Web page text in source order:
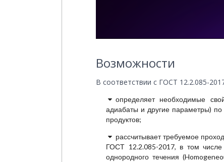
Возможности
В соответствии с ГОСТ 12.2.085-
определяет необходимые
адиабаты и другие параметры) по
продуктов;
рассчитывает требуемое
ГОСТ 12.2.085-2017, в том числе
однородного течения